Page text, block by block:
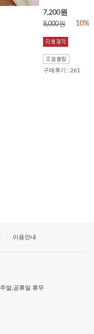
7,200원
8,000원 10%
구매후기 : 261
이용안내
말,공휴일 휴무